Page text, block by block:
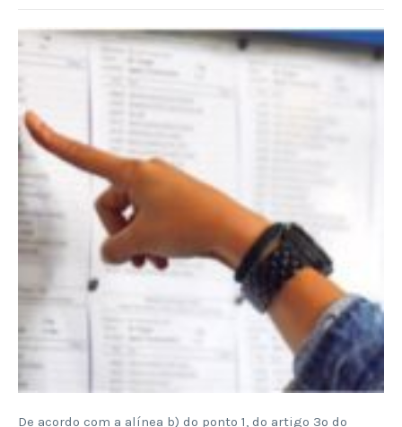
De acordo com a alínea b) do ponto 1, do artigo 3º do